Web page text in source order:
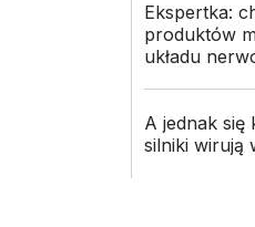
Ekspertka:
produktów
układu
A jednak się
silniki wirują